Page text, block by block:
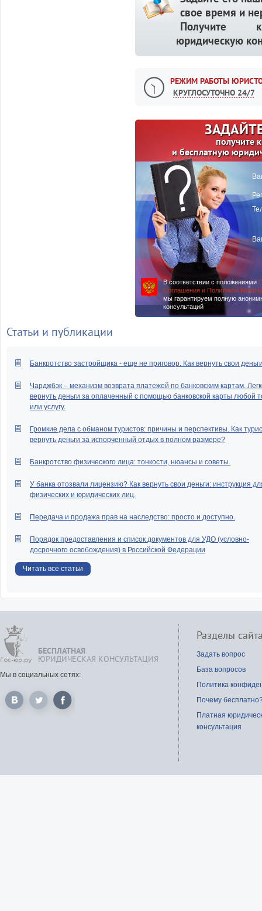
свое время и
Получите
юридическую
РЕЖИМ РАБОТЫ
КРУГЛОСУТОЧНО 24/7
получите
и бесплатную
В соответствии с положениями
Соглашения и Политикой
мы гарантируем полную
консультаций
Статьи и публикации
Банкротство застройщика - еще не приговор. Как вернуть свои
Чарджбэк – механизм возврата платежей по банковским картам.
вернуть деньги за оплаченный с помощью банковской карты любой
или услугу.
Громкие дела с обманом туристов: причины и перспективы. Как
вернуть деньги за испорченный отдых в полном размере?
Банкротство физического лица: тонкости, нюансы и советы.
У банка отозвали лицензию? Как вернуть свои деньги: инструкция
физических и юридических лиц.
Передача и продажа прав на наследство: просто и доступно.
Порядок предоставления и список документов для УДО (условно-
досрочного освобождения) в Российской Федерации
Читать все статьи
БЕСПЛАТНАЯ
ЮРИДИЧЕСКАЯ КОНСУЛЬТАЦИЯ
Мы в социальных сетях:
Разделы
Задать вопрос
База вопросов
Политика
Почему
Платная
консультация